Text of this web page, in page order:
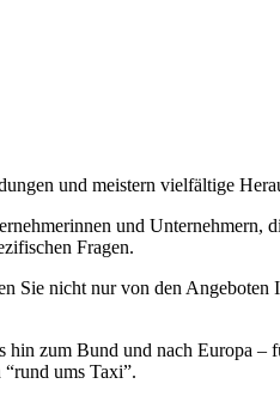
und meistern vielfältige
und Unternehmern,
Fragen.
nicht nur von den Angeboten
zum Bund und nach Europa
ums Taxi”.